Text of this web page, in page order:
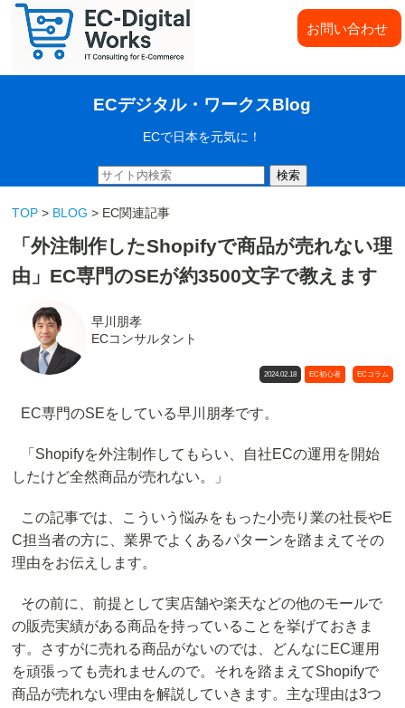
ECデジタル・ワークスBlog
ECで日本を元気に！
お問い合わせ
検索
TOP > BLOG > EC関連記事
「外注制作したShopifyで商品が売れない理
由」EC専門のSEが約3500文字で教えます
早川朋孝
ECコンサルタント
2024.02.18 EC初心者 ECコラム
EC専門のSEをしている早川朋孝です。
「Shopifyを外注制作してもらい、自社ECの運用を開始
したけど全然商品が売れない。」
この記事では、こういう悩みをもった小売り業の社長やE
C担当者の方に、業界でよくあるパターンを踏まえてその
理由をお伝えします。
その前に、前提として実店舗や楽天などの他のモールで
の販売実績がある商品を持っていることを挙げておきま
す。さすがに売れる商品がないのでは、どんなにEC運用
を頑張っても売れませんので。それを踏まえてShopifyで
商品が売れない理由を解説していきます。主な理由は3つ